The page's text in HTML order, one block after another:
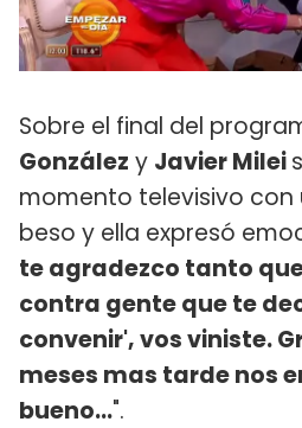
Sobre el final del
González y Javier Milei
momento televisivo
beso y ella expresó
te agradezco tanto
contra gente que te
convenir', vos viniste.
meses mas tarde nos
bueno...".